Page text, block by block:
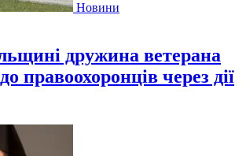
Новини
дружина ветерана
правоохоронців через дії